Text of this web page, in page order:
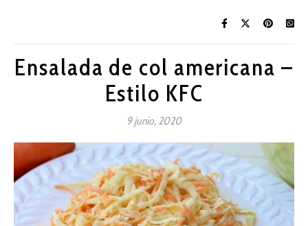
Ensalada de col americana –
Estilo KFC
9 junio, 2020